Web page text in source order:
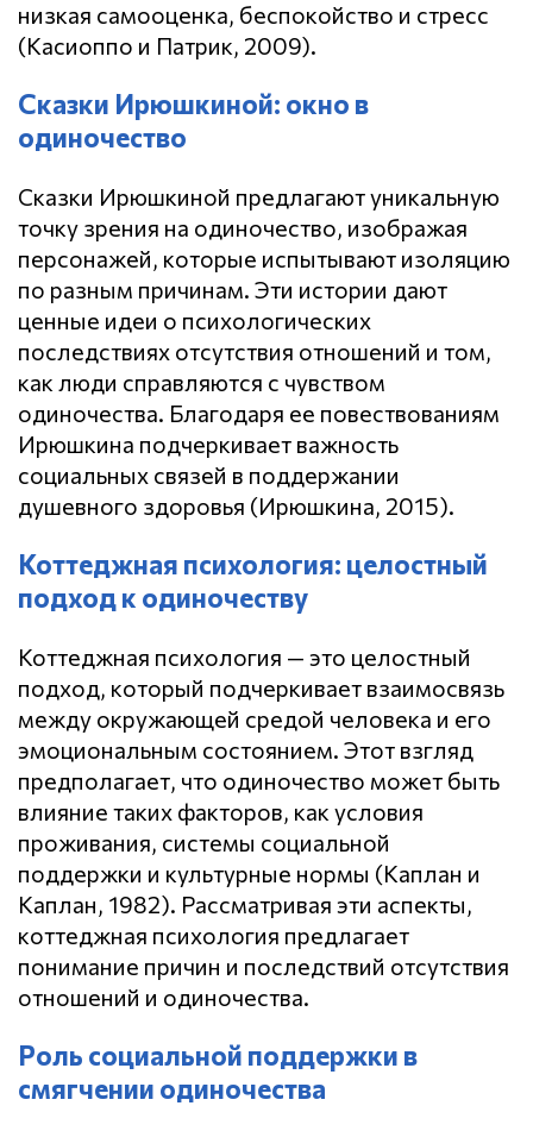
низкая самооценка, беспокойство и стресс
(Касиоппо и Патрик, 2009).
Сказки Ирюшкиной: окно в
одиночество
Сказки Ирюшкиной предлагают уникальную
точку зрения на одиночество, изображая
персонажей, которые испытывают изоляцию
по разным причинам. Эти истории дают
ценные идеи о психологических
последствиях отсутствия отношений и том,
как люди справляются с чувством
одиночества. Благодаря ее повествованиям
Ирюшкина подчеркивает важность
социальных связей в поддержании
душевного здоровья (Ирюшкина, 2015).
Коттеджная психология: целостный
подход к одиночеству
Коттеджная психология — это целостный
подход, который подчеркивает взаимосвязь
между окружающей средой человека и его
эмоциональным состоянием. Этот взгляд
предполагает, что одиночество может быть
влияние таких факторов, как условия
проживания, системы социальной
поддержки и культурные нормы (Каплан и
Каплан, 1982). Рассматривая эти аспекты,
коттеджная психология предлагает
понимание причин и последствий отсутствия
отношений и одиночества.
Роль социальной поддержки в
смягчении одиночества